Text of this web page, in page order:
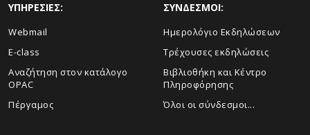
ΥΠΗΡΕΣΙΕΣ:
Webmail
E-class
Αναζήτηση στον κατάλογο
OPAC
Πέργαμος
ΣΥΝΔΕΣΜΟΙ:
Ημερολόγιο Εκδηλώσεων
Τρέχουσες εκδηλώσεις
Βιβλιοθήκη και Κέντρο
Πληροφόρησης
Όλοι οι σύνδεσμοι...